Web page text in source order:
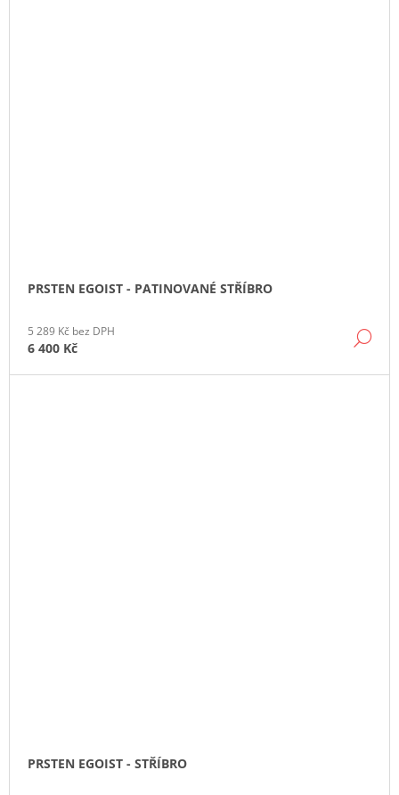
PRSTEN EGOIST - PATINOVANÉ STŘÍBRO
5 289 Kč bez DPH
6 400 Kč
PRSTEN EGOIST - STŘÍBRO